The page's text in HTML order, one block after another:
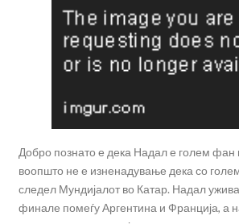
Добро познато е дека Надал е голем фан
воопшто не е изненадување дека со
следел Мундијалот во Катар. Надал
финале помеѓу Аргентина и Франција, а